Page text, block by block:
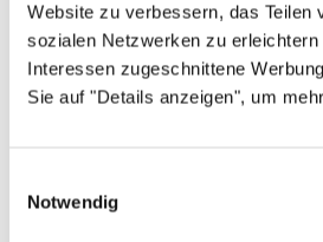
Website zu verbessern, das Teilen
sozialen Netzwerken zu erleichtern
Interessen zugeschnittene
Sie auf "Details anzeigen", um
Notwendig
ATHLETIK- &
2016
SV Werder Bremen